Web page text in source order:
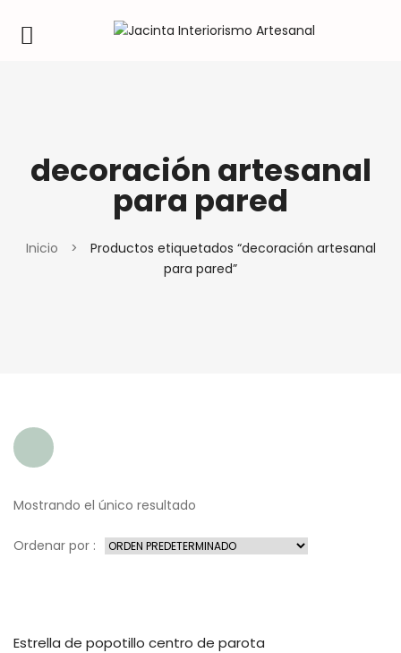
decoración artesanal
para pared
Inicio >
Productos etiquetados “decoración artesanal
para pared”
Mostrando el único resultado
Ordenar por :
Estrella de popotillo centro de parota